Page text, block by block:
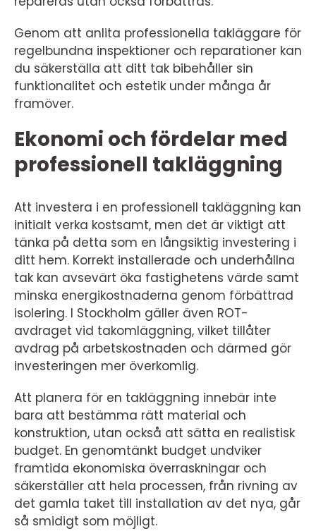
Genom att anlita professionella takläggare för
regelbundna inspektioner och reparationer kan
du säkerställa att ditt tak bibehåller sin
funktionalitet och estetik under många år
framöver.
Ekonomi och fördelar med
professionell takläggning
Att investera i en professionell takläggning kan
initialt verka kostsamt, men det är viktigt att
tänka på detta som en långsiktig investering i
ditt hem. Korrekt installerade och underhållna
tak kan avsevärt öka fastighetens värde samt
minska energikostnaderna genom förbättrad
isolering. I Stockholm gäller även ROT-
avdraget vid takomläggning, vilket tillåter
avdrag på arbetskostnaden och därmed gör
investeringen mer överkomlig.
Att planera för en takläggning innebär inte
bara att bestämma rätt material och
konstruktion, utan också att sätta en realistisk
budget. En genomtänkt budget undviker
framtida ekonomiska överraskningar och
säkerställer att hela processen, från rivning av
det gamla taket till installation av det nya, går
så smidigt som möjligt.